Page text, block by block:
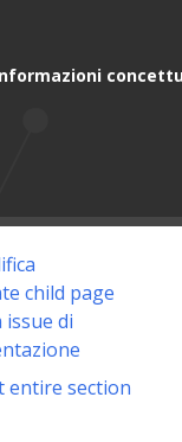
child page
issue di
entire section